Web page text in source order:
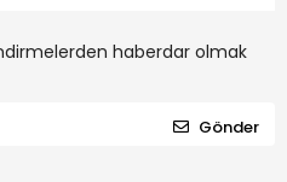
haberdar olmak
Gönder